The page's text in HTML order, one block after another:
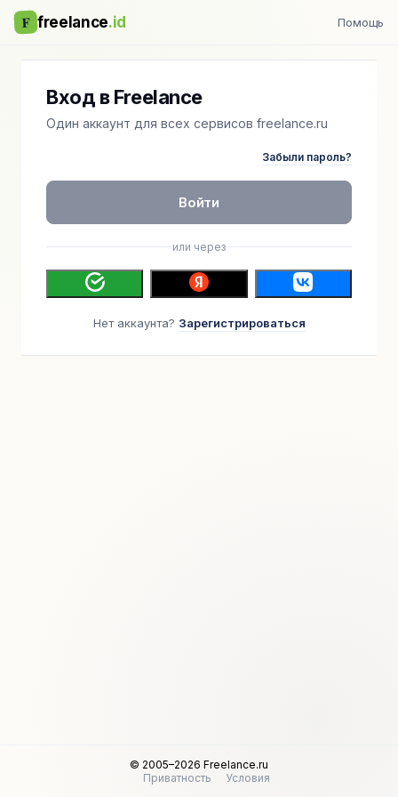
F freelance.id Помощь
Вход в Freelance
Один аккаунт для всех сервисов freelance.ru
Забыли пароль?
Войти
или через
Нет аккаунта? Зарегистрироваться
© 2005–2026 Freelance.ru
Приватность
Условия